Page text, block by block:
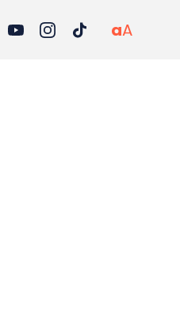
aA